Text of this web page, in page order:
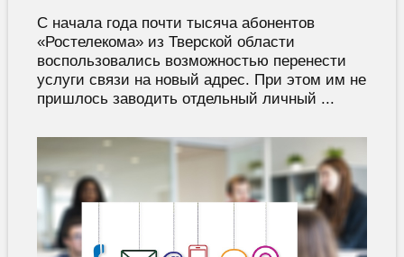
С начала года почти тысяча абонентов
«Ростелекома» из Тверской области
воспользовались возможностью перенести
услуги связи на новый адрес. При этом им не
пришлось заводить отдельный личный ...